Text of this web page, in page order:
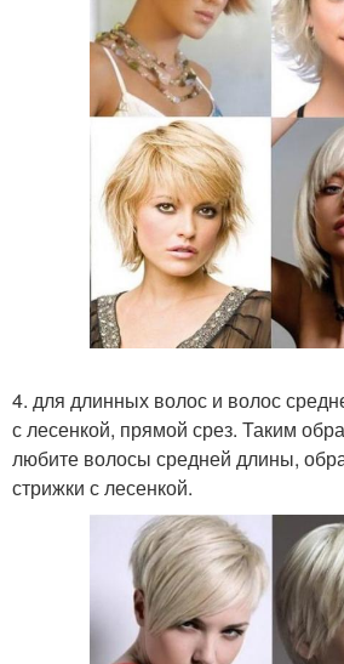
4. для длинных волос и волос
с лесенкой, прямой срез. Таким
любите волосы средней длины,
стрижки с лесенкой.